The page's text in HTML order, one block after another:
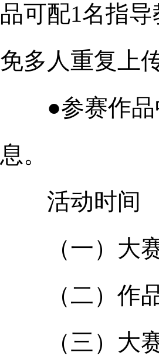
品可配1名指
免多人重复上
●参赛作品中
息。
活动时间
（一）大赛
（二）作品
（三）大赛